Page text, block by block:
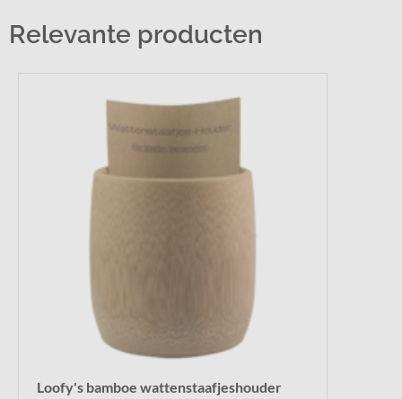
Relevante producten
Loofy's bamboe wattenstaafjeshouder